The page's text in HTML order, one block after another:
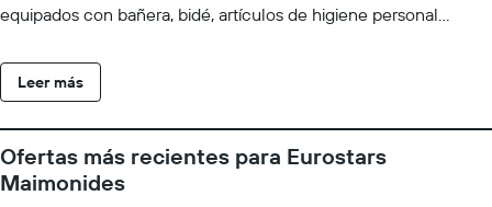
equipados con bañera, bidé, artículos de higiene personal
la web gracias a nuestro acceso a Internet wifi gratis. Entre las
comodidades especialmente pensadas para las personas en
teléfono. Es posible solicitar tabla de planchar con plancha,
cambio de toallas y cambio de sábanas. Se ofrece servicio de
Leer más
Ofertas más recientes para Eurostars
Maimonides